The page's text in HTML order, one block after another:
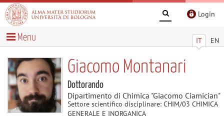
Login
IT EN
Menu
Giacomo Montanari
Dottorando
Dipartimento di Chimica "Giacomo Ciamician"
Settore scientifico disciplinare: CHIM/03 CHIMICA
GENERALE E INORGANICA